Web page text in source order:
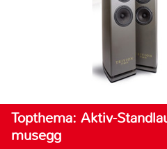
Topthema: Aktiv-
musegg